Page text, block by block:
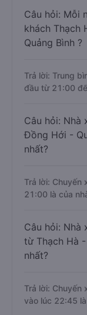
Câu hỏi: Mỗi
khách Thạch
Quảng Bình ?
Trả lời: Trung
đầu từ 21:00
Câu hỏi: Nhà
Đồng Hới -
nhất?
Trả lời: Chuyến
21:00 là của
Câu hỏi: Nhà
từ Thạch Hà
nhất?
Trả lời: Chuyến
vào lúc 22:45